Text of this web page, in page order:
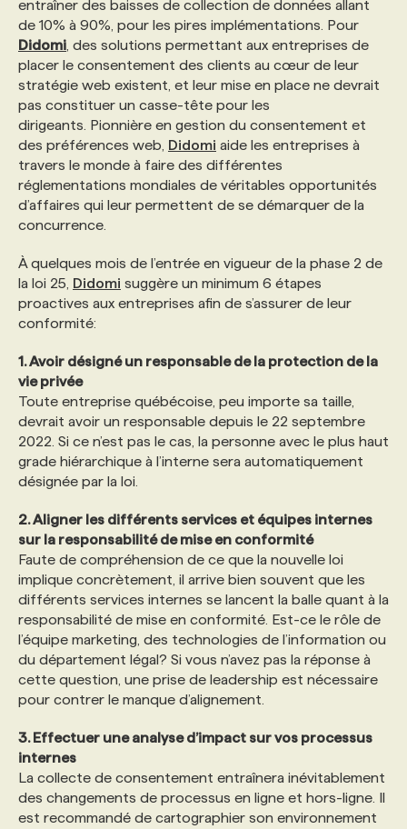
TENDANCES
ÉVÉNEMENTIEL
NOS AUTEUR‧RICES
ANNONCEZ AVEC NOUS
NOS FORMATEUR‧RICES
POURQUOI CHOISIR NOS FORMATIONS
NOS TARIFS
PROGRAMMES DE SUBVENTIONS
FAQ
ANNONCEZ AVEC NOUS
NOS EXPERTISES
FAQ
ANNONCEZ AVEC NOUS
entraîner des baisses de collection de données allant
de 10% à 90%, pour les pires implémentations. Pour
Didomi , des solutions permettant aux entreprises de
placer le consentement des clients au cœur de leur
stratégie web existent, et leur mise en place ne devrait
pas constituer un casse-tête pour les
dirigeants. Pionnière en gestion du consentement et
des préférences web, Didomi aide les entreprises à
travers le monde à faire des différentes
réglementations mondiales de véritables opportunités
d’affaires qui leur permettent de se démarquer de la
concurrence.
À quelques mois de l’entrée en vigueur de la phase 2 de
la loi 25, Didomi suggère un minimum 6 étapes
proactives aux entreprises afin de s’assurer de leur
conformité:
1. Avoir désigné un responsable de la protection de la
vie privée
Toute entreprise québécoise, peu importe sa taille,
devrait avoir un responsable depuis le 22 septembre
2022. Si ce n’est pas le cas, la personne avec le plus haut
grade hiérarchique à l’interne sera automatiquement
désignée par la loi.
2. Aligner les différents services et équipes internes
sur la responsabilité de mise en conformité
Faute de compréhension de ce que la nouvelle loi
implique concrètement, il arrive bien souvent que les
différents services internes se lancent la balle quant à la
responsabilité de mise en conformité. Est-ce le rôle de
l’équipe marketing, des technologies de l’information ou
du département légal? Si vous n’avez pas la réponse à
cette question, une prise de leadership est nécessaire
pour contrer le manque d’alignement.
3. Effectuer une analyse d’impact sur vos processus
internes
La collecte de consentement entraînera inévitablement
des changements de processus en ligne et hors-ligne. Il
est recommandé de cartographier son environnement